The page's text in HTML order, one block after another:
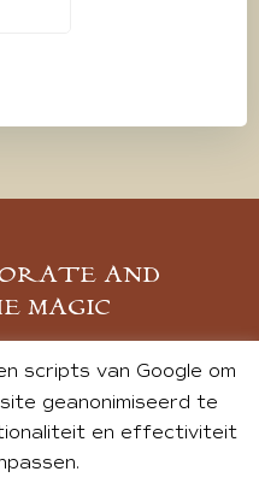
AND
MAGIC
AAN
scripts van Google om
geanonimiseerd te
en effectiviteit